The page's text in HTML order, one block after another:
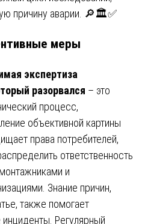
причину аварии. 🔎🏛️✅
меры
экспертиза
разорвался – это
процесс,
объективной картины
права потребителей,
ответственность
и
Знание причин,
также помогает
Регулярный